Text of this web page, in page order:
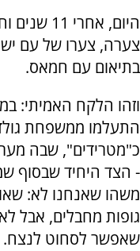
היום,
צערה, צערו של עם
בתיאום עם חמאס.
וזהו הלקח האמיתי:
התעלמו ממשפחת
כ"מטרידים", שבה
- הצד היחיד שבסוף
משהו שאנחנו לא:
גופות מחבלים, אבל
שאפשר לסחוט לנצח.